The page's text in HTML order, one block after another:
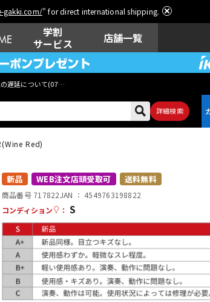
gakki.com/" for direct international shipping.
学割
サービス
店舗一覧
遅延について(07月29日
詳細検索
ウクレレ ドラム
その他楽器
レコーディン
グ機器
配信/ライブ
機器
Red)
新品 WEB注文店頭受取可 送料無料
商品番号 717822JAN ： 4549763198822
コンディション
： S